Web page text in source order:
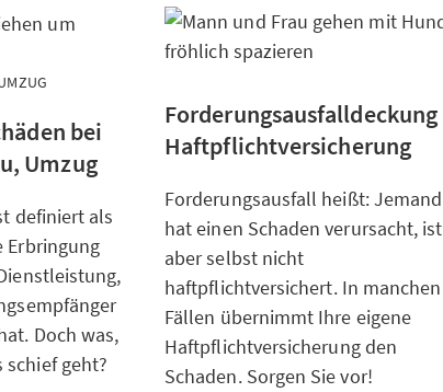
bei
Umzug
definiert als
Doch was,
geht?
Forderungsausfalldeckung
Haftpflichtversicherung
Forderungsausfall heißt: Jemand
hat einen Schaden verursacht, ist
aber selbst nicht
haftpflichtversichert. In manchen
Fällen übernimmt Ihre eigene
Haftpflichtversicherung den
Schaden. Sorgen Sie vor!